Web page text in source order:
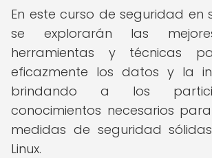
En este curso de seguridad en
se explorarán las
herramientas y técnicas
eficazmente los datos y la
brindando a los
conocimientos necesarios
medidas de seguridad
Linux.